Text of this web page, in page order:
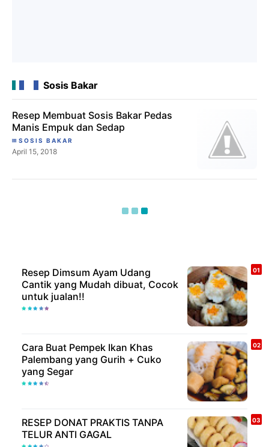
Sosis Bakar
Resep Membuat Sosis Bakar Pedas
Manis Empuk dan Sedap
SOSIS BAKAR
April 15, 2018
Resep Dimsum Ayam Udang
Cantik yang Mudah dibuat, Cocok
untuk jualan!!
Cara Buat Pempek Ikan Khas
Palembang yang Gurih + Cuko
yang Segar
RESEP DONAT PRAKTIS TANPA
TELUR ANTI GAGAL